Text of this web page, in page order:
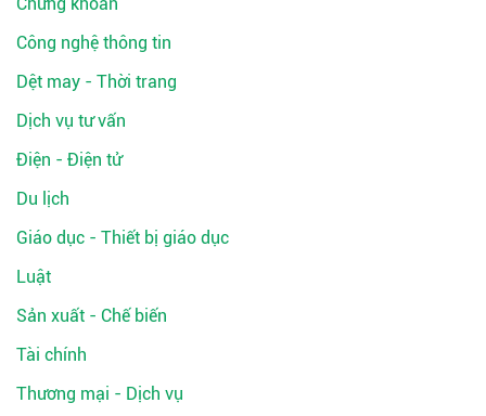
Công nghệ thông tin
Dệt may - Thời trang
Dịch vụ tư vấn
Điện - Điện tử
Du lịch
Giáo dục - Thiết bị giáo dục
Luật
Sản xuất - Chế biến
Tài chính
Thương mại - Dịch vụ